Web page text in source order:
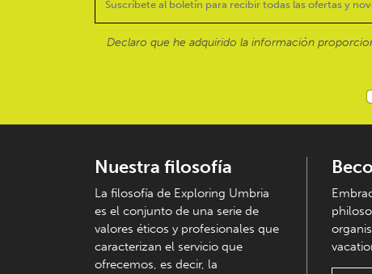
Declaro que he adquirido la información
Nuestra filosofía
La filosofía de Exploring Umbria
es el conjunto de una serie de
valores éticos y profesionales que
caracterizan el servicio que
ofrecemos, es decir, la